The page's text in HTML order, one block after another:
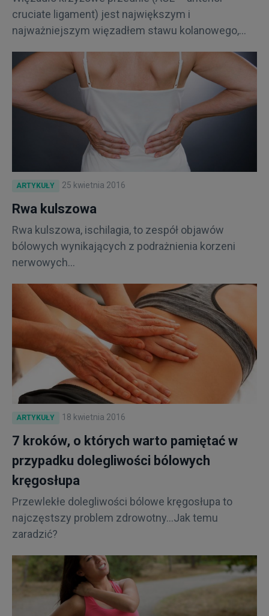
cruciate ligament) jest największym i
najważniejszym więzadłem stawu kolanowego,...
ARTYKUŁY 25 kwietnia 2016
Rwa kulszowa
Rwa kulszowa, ischilagia, to zespół objawów
bólowych wynikających z podrażnienia korzeni
nerwowych...
ARTYKUŁY 18 kwietnia 2016
7 kroków, o których warto pamiętać w
przypadku dolegliwości bólowych
kręgosłupa
Przewlekłe dolegliwości bólowe kręgosłupa to
najczęstszy problem zdrowotny...Jak temu
zaradzić?